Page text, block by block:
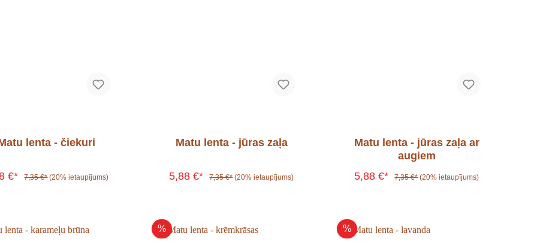
lenta - čiekuri
€* 7,35 €* (20% ietaupījums)
Matu lenta - jūras zaļa
5,88 €* 7,35 €* (20% ietaupījums)
Matu lenta - jūras zaļa ar
augiem
5,88 €*
7,35 €* (20% ietaupījums)
% %